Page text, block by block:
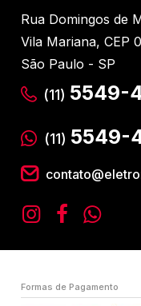
Rua Domingos de
Vila Mariana, CEP
São Paulo - SP
(11) 5549-
(11) 5549-
Formas de Pagamento